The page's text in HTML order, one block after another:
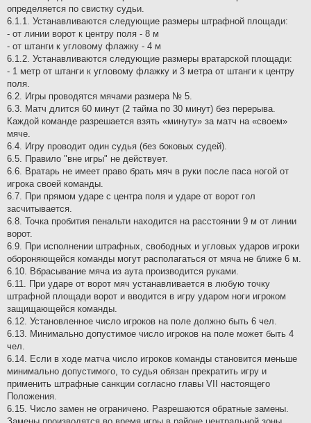
определяется по свистку судьи.
6.1.1. Устанавливаются следующие размеры штрафной площади:
- от линии ворот к центру поля - 8 м
- от штанги к угловому флажку - 4 м
6.1.2. Устанавливаются следующие размеры вратарской площади:
- 1 метр от штанги к угловому флажку и 3 метра от штанги к центру
поля.
6.2. Игры проводятся мячами размера № 5.
6.3. Матч длится 60 минут (2 тайма по 30 минут) без перерыва.
Каждой команде разрешается взять «минуту» за матч на «своем»
мяче.
6.4. Игру проводит один судья (без боковых судей).
6.5. Правило "вне игры" не действует.
6.6. Вратарь не имеет право брать мяч в руки после паса ногой от
игрока своей команды.
6.7. При прямом ударе с центра поля и ударе от ворот гол
засчитывается.
6.8. Точка пробития пенальти находится на расстоянии 9 м от линии
ворот.
6.9. При исполнении штрафных, свободных и угловых ударов игроки
обороняющейся команды могут располагаться от мяча не ближе 6 м.
6.10. Вбрасывание мяча из аута производится руками.
6.11. При ударе от ворот мяч устанавливается в любую точку
штрафной площади ворот и вводится в игру ударом ноги игроком
защищающейся команды.
6.12. Установленное число игроков на поле должно быть 6 чел.
6.13. Минимально допустимое число игроков на поле может быть 4
чел.
6.14. Если в ходе матча число игроков команды становится меньше
минимально допустимого, то судья обязан прекратить игру и
применить штрафные санкции согласно главы VII настоящего
Положения.
6.15. Число замен не ограничено. Разрешаются обратные замены.